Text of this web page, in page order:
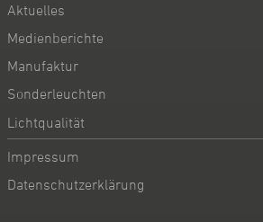
Aktuelles
Medienberichte
Manufaktur
Sonderleuchten
Lichtqualität
Impressum
Datenschutzerklärung